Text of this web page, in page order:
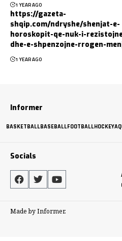
1 YEAR AGO
https://gazeta-
shqip.com/ndryshe/shenjat-e-
horoskopit-qe-nuk-i-
dhe-e-shpenzojne-rrogen-
1 YEAR AGO
Informer
BASKETBALLBASEBALLFOOTBALLHOCKEY
Socials
Made by Informer.